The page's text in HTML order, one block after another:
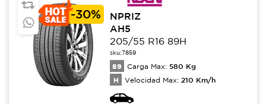
-30%
NPRIZ
AH5
205/55 R16 89H
sku:7859
89 Carga Max: 580 Kg
H Velocidad Max: 210 Km/h